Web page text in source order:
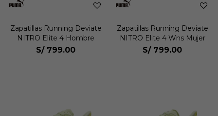
Zapatillas Running Deviate
NITRO Elite 4 Hombre
S/ 799.00
Zapatillas Running Deviate
NITRO Elite 4 Wns Mujer
S/ 799.00